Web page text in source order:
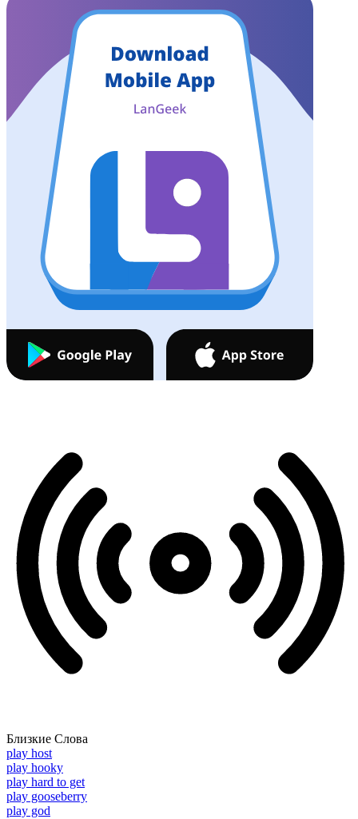
Близкие Слова
play host
play hooky
play hard to get
play gooseberry
play god